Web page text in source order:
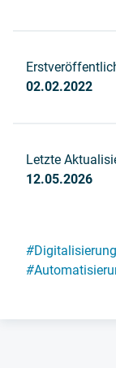
02.02.2022
Letzte
12.05.2026
#Digitalisierung
#